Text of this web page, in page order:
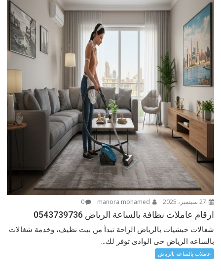
0
ارقام عاملات نظافة بالساعة الرياض 0543739736
شغالات حبشيات بالرياض الراحة تبدأ من بيت نظيف، وخدمة شغالات
بالساعه الرياض حى الوادى توفر لك...
عاملات بالساعة بالرياض